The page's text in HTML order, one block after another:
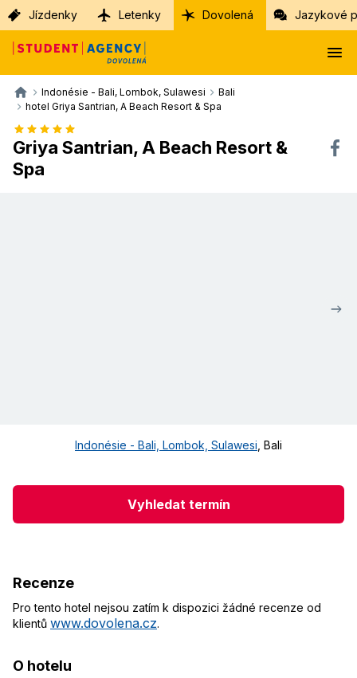
Jízdenky Letenky Dovolená Jazykové
Indonésie - Bali, Lombok, Sulawesi
Bali
hotel Griya Santrian, A Beach Resort & Spa
Griya Santrian, A Beach Resort &
Spa
Indonésie - Bali, Lombok, Sulawesi Bali
Vyhledat termín
Recenze
Pro tento hotel nejsou zatím k dispozici žádné recenze od
klientů www.dovolena.cz.
O hotelu